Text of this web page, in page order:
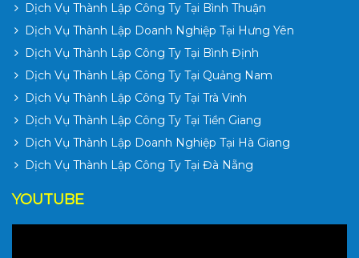
Dịch Vụ Thành Lập Công Ty Tại Bình Thuận
Dịch Vụ Thành Lập Doanh Nghiệp Tại Hưng Yên
Dịch Vụ Thành Lập Công Ty Tại Bình Định
Dịch Vụ Thành Lập Công Ty Tại Quảng Nam
Dịch Vụ Thành Lập Công Ty Tại Trà Vinh
Dịch Vụ Thành Lập Công Ty Tại Tiền Giang
Dịch Vụ Thành Lập Doanh Nghiệp Tại Hà Giang
Dịch Vụ Thành Lập Công Ty Tại Đà Nẵng
YOUTUBE